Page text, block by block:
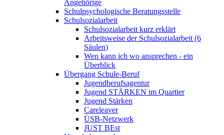
Angehörige
Schulpsychologische Beratungsstelle
Schulsozialarbeit
Schulsozialarbeit kurz erklärt
Arbeitsweise der Schulsozialarbeit (6
Säulen)
Wen kann ich wo ansprechen - ein
Überblick
Übergang Schule-Beruf
Jugendberufsagentur
Jugend STÄRKEN im Quartier
Jugend Stärken
Careleaver
ÜSB-Netzwerk
JUST BEst